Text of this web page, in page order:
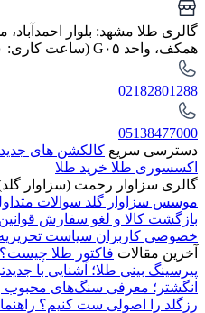
گالری طلا مشهد: بلوار
همکف، واحد G۰۵ (ساعت کاری: ۱۰.۳۰ الی ۱۳.۳۰ - ۱۷.۳۰ الی ۲۱)
02182801288
05138477000
دسترسی سریع کالکشن های
اکسسوری طلا خرید طلا
گالری سزاوار رحمت (سزاوار
موسس سزاوار گلد سوالات
بازگشت کالا و لغو سفارش
خصوصی کاربران سیاست
آخرین مقالات فاکتور طلا چیست؟
پیرسینگ بینی طلا؛ آشنایی با
انگشتر؛ معرفی سنگ‌های محبوب و
رزگلد را اصولی ست کنیم؟